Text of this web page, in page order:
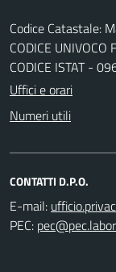
Codice Catastale:
CODICE UNIVOCO
CODICE ISTAT -
Uffici e orari
Numeri utili
CONTATTI D.P.O.
E-mail:
PEC: